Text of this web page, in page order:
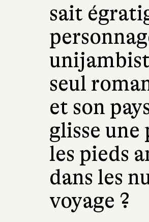
sait
seul
et son
glisse
les pieds
dans les
voyage ?